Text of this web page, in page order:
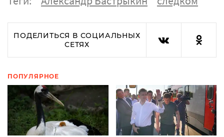
ПОДЕЛИТЬСЯ В СОЦИАЛЬНЫХ
СЕТЯХ
ПОПУЛЯРНОЕ